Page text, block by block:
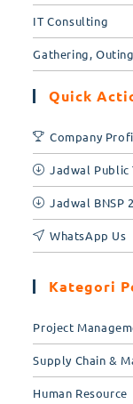
IT Consulting
Gathering,
Quick
Company
Jadwal Public
Jadwal BNSP
WhatsApp Us
Kategori
Project
Supply Chain &
Human Resource